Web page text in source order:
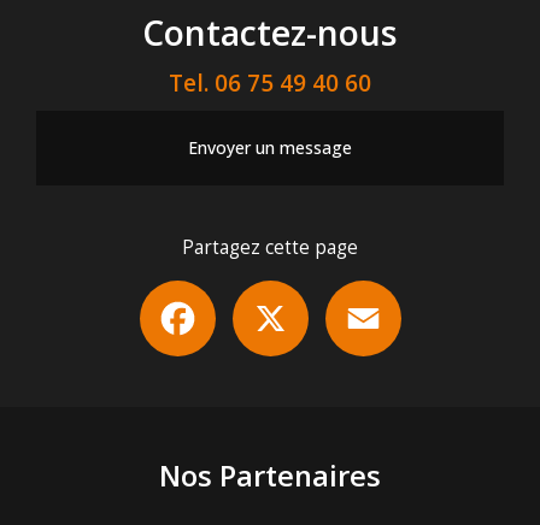
Contactez-nous
Tel. 06 75 49 40 60
Envoyer un message
Partagez cette page
Facebook
Nos Partenaires